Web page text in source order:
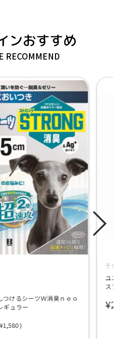
ンおすすめ
RECOMMEND
つけるシーツＷ消臭ｎｅｏ
ギュラー
)
その他
ユニ
スフ